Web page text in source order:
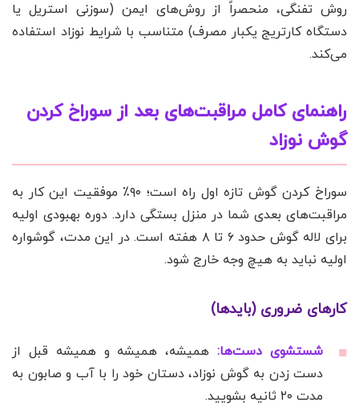
روش تفنگی، منحصراً از روش‌های ایمن (سوزنی استریل یا
دستگاه کارتریج یکبار مصرف) متناسب با شرایط نوزاد استفاده
می‌کند.
راهنمای کامل مراقبت‌های بعد از سوراخ کردن
گوش نوزاد
سوراخ کردن گوش تازه اول راه است؛ ۹۰٪ موفقیت این کار به
مراقبت‌های بعدی شما در منزل بستگی دارد. دوره بهبودی اولیه
برای لاله گوش حدود ۶ تا ۸ هفته است. در این مدت، گوشواره
اولیه نباید به هیچ وجه خارج شود.
کارهای ضروری (بایدها)
شستشوی دست‌ها:همیشه، همیشه و همیشه قبل از
دست زدن به گوش نوزاد، دستان خود را با آب و صابون به
مدت ۲۰ ثانیه بشویید.